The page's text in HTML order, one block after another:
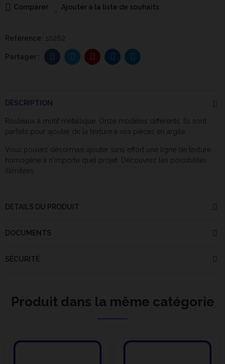
Comparer Ajouter à la liste de souhaits
Reférence: 10262
DESCRIPTION
Rouleaux à motif métallique. Onze modèles différents. Ils sont
parfaits pour ajouter de la texture à vos pièces en argile
Vous pouvez désormais ajouter sans effort une ligne de texture
homogène à n'importe quel projet. Découvrez les possibilités
illimitées.
DÉTAILS DU PRODUIT
DOCUMENTS
SÉCURITÉ
Produit dans la même catégorie